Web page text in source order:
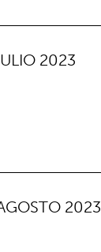
2023
2023